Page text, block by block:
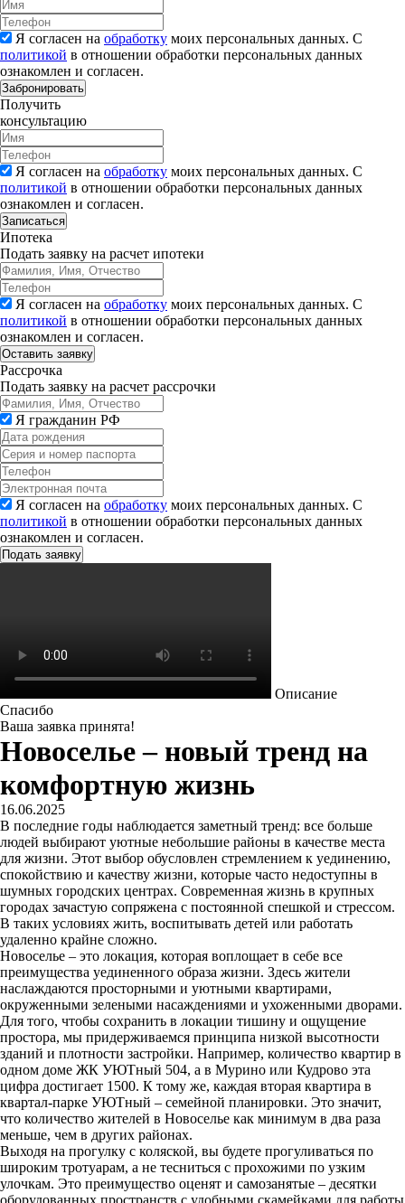
Я согласен на обработку моих персональных данных. С
политикой в отношении обработки персональных данных
ознакомлен и согласен.
Забронировать
Получить
консультацию
Я согласен на обработку моих персональных данных. С
политикой в отношении обработки персональных данных
ознакомлен и согласен.
Записаться
Ипотека
Подать заявку на расчет ипотеки
Я согласен на обработку моих персональных данных. С
политикой в отношении обработки персональных данных
ознакомлен и согласен.
Рассрочка
Подать заявку на расчет рассрочки
Я гражданин РФ
Я согласен на обработку моих персональных данных. С
политикой в отношении обработки персональных данных
ознакомлен и согласен.
Описание
Спасибо
Ваша заявка принята!
Новоселье – новый тренд на
комфортную жизнь
16.06.2025
В последние годы наблюдается заметный тренд: все больше
людей выбирают уютные небольшие районы в качестве места
для жизни. Этот выбор обусловлен стремлением к уединению,
спокойствию и качеству жизни, которые часто недоступны в
шумных городских центрах. Современная жизнь в крупных
городах зачастую сопряжена с постоянной спешкой и стрессом.
В таких условиях жить, воспитывать детей или работать
удаленно крайне сложно.
Новоселье – это локация, которая воплощает в себе все
преимущества уединенного образа жизни. Здесь жители
наслаждаются просторными и уютными квартирами,
окруженными зелеными насаждениями и ухоженными дворами.
Для того, чтобы сохранить в локации тишину и ощущение
простора, мы придерживаемся принципа низкой высотности
зданий и плотности застройки. Например, количество квартир в
одном доме ЖК УЮТный 504, а в Мурино или Кудрово эта
цифра достигает 1500. К тому же, каждая вторая квартира в
квартал-парке УЮТный – семейной планировки. Это значит,
что количество жителей в Новоселье как минимум в два раза
меньше, чем в других районах.
Выходя на прогулку с коляской, вы будете прогуливаться по
широким тротуарам, а не тесниться с прохожими по узким
улочкам. Это преимущество оценят и самозанятые – десятки
оборудованных пространств с удобными скамейками для работы